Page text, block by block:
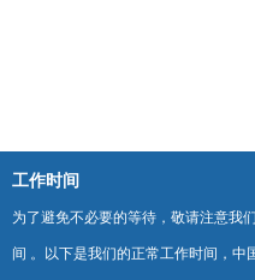
工作时间
为了避免不必要的等待，敬请注意我
间 。以下是我们的正常工作时间，中